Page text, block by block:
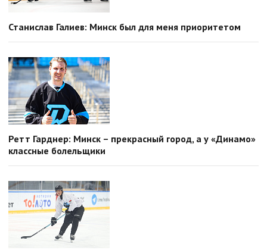
Станислав Галиев: Минск был для меня приоритетом
Ретт Гарднер: Минск – прекрасный город, а у «Динамо»
классные болельщики